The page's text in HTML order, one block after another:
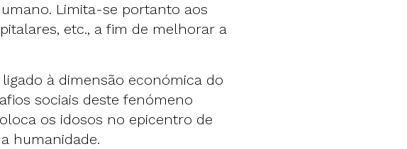
Limita-se portanto aos
etc., a fim de melhorar a
à dimensão económica do
sociais deste fenómeno
os idosos no epicentro de
humanidade.